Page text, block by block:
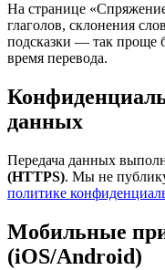
На странице
глаголов, склонения
подсказки — так проще
время перевода.
данных
Передача данных
(HTTPS). Мы не
политике
Мобильные
(iOS/Android)